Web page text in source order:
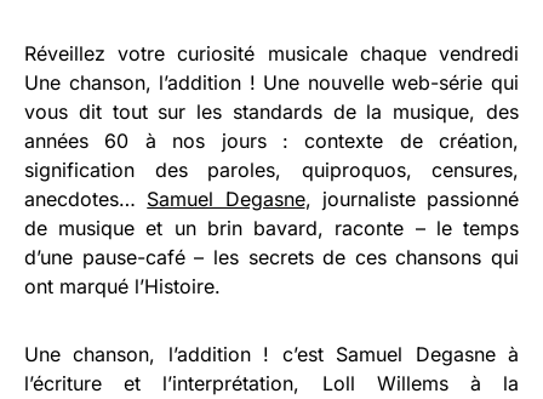
Réveillez votre curiosité musicale chaque vendredi
Une chanson, l’addition ! Une nouvelle web-série qui
vous dit tout sur les standards de la musique, des
années 60 à nos jours : contexte de création,
signification des paroles, quiproquos, censures,
anecdotes… Samuel Degasne, journaliste passionné
de musique et un brin bavard, raconte – le temps
d’une pause-café – les secrets de ces chansons qui
ont marqué l’Histoire.
Une chanson, l’addition ! c’est Samuel Degasne à
l’écriture et l’interprétation, Loll Willems à la